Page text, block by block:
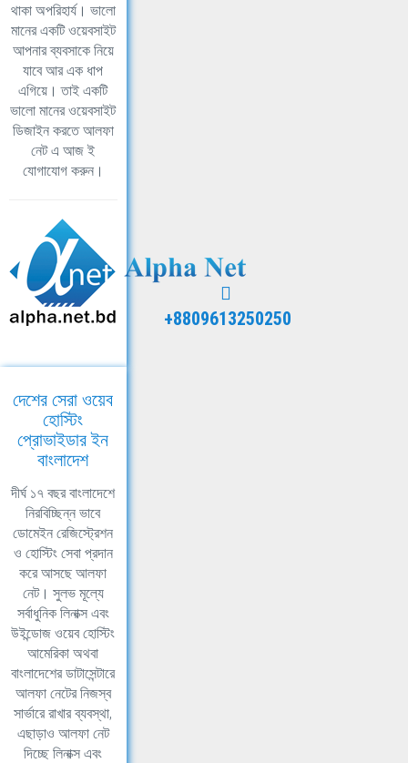
থাকা অপরিহার্য। ভালো
মানের একটি ওয়েবসাইট
আপনার ব্যবসাকে নিয়ে
যাবে আর এক ধাপ
এগিয়ে। তাই একটি
ভালো মানের ওয়েবসাইট
ডিজাইন করতে আলফা
নেট এ আজ ই
যোগাযোগ করুন।
+8809613250250
দেশের সেরা ওয়েব
হোস্টিং
প্রোভাইডার ইন
বাংলাদেশ
দীর্ঘ ১৭ বছর বাংলাদেশে
নিরবিচ্ছিন্ন ভাবে
ডোমেইন রেজিস্ট্রেশন
ও হোস্টিং সেবা প্রদান
করে আসছে আলফা
নেট। সুলভ মূল্যে
সর্বাধুনিক লিনাক্স এবং
উইন্ডোজ ওয়েব হোস্টিং
আমেরিকা অথবা
বাংলাদেশের ডাটাসেন্টারে
আলফা নেটের নিজস্ব
সার্ভারে রাখার ব্যবস্থা,
এছাড়াও আলফা নেট
দিচ্ছে লিনাক্স এবং